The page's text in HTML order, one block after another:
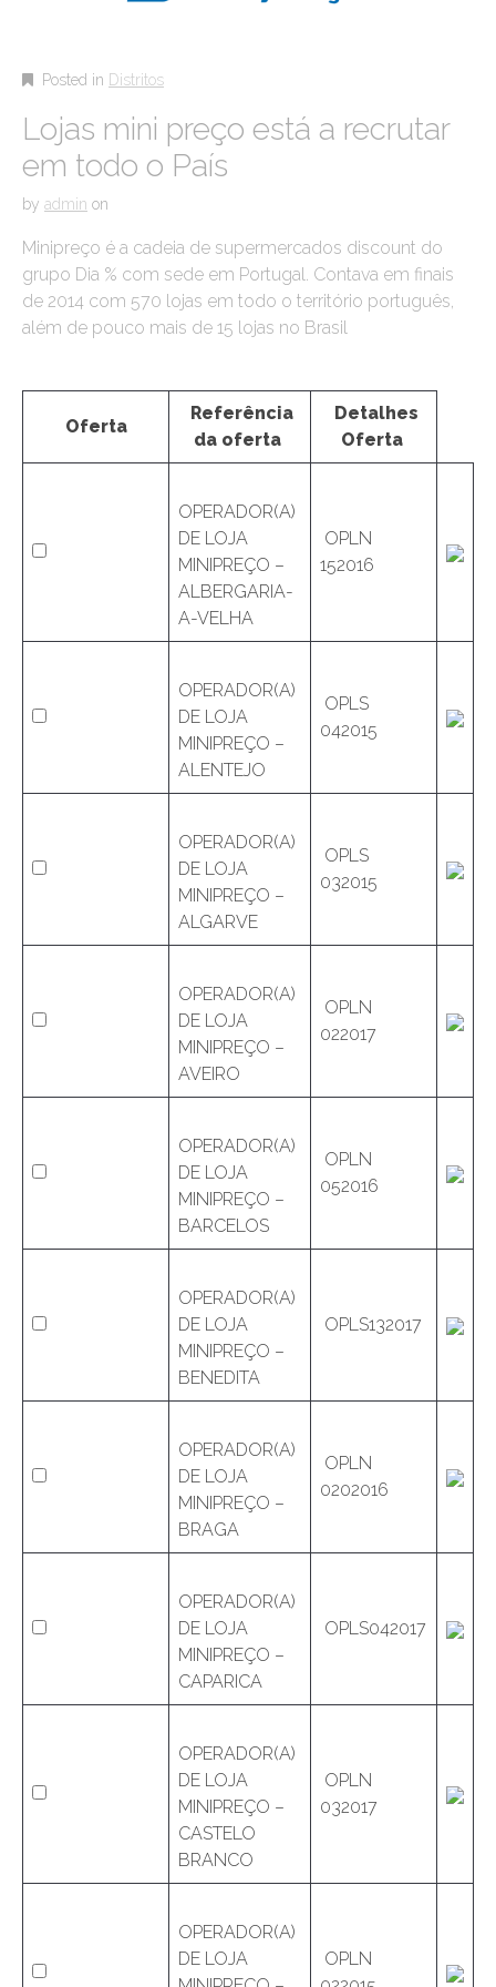
Posted in Distritos
Lojas mini preço está a recrutar
em todo o País
by admin on
Minipreço é a cadeia de supermercados discount do
grupo Dia % com sede em Portugal. Contava em finais
de 2014 com 570 lojas em todo o território português,
além de pouco mais de 15 lojas no Brasil
Oferta
Referência
da oferta
Detalhes
Oferta
OPERADOR(A)
DE LOJA
MINIPREÇO –
ALBERGARIA-
A-VELHA
OPLN
152016
OPERADOR(A)
DE LOJA
MINIPREÇO –
ALENTEJO
OPLS
042015
OPERADOR(A)
DE LOJA
MINIPREÇO –
ALGARVE
OPLS
032015
OPERADOR(A)
DE LOJA
MINIPREÇO –
AVEIRO
OPLN
022017
OPERADOR(A)
DE LOJA
MINIPREÇO –
BARCELOS
OPLN
052016
OPERADOR(A)
DE LOJA
MINIPREÇO –
BENEDITA
OPLS132017
OPERADOR(A)
DE LOJA
MINIPREÇO –
BRAGA
OPLN
0202016
OPERADOR(A)
DE LOJA
MINIPREÇO –
CAPARICA
OPLS042017
OPERADOR(A)
DE LOJA
MINIPREÇO –
CASTELO
BRANCO
OPLN
032017
OPERADOR(A)
DE LOJA
OPLN